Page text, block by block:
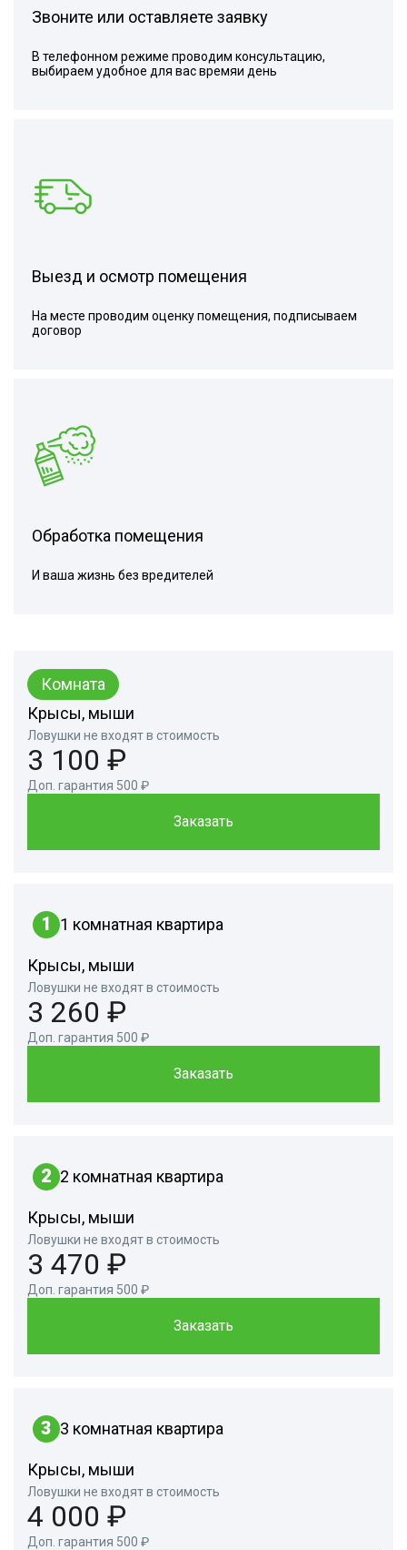
Звоните или оставляете заявку
В телефонном режиме проводим консультацию,
выбираем удобное для вас времяи день
Выезд и осмотр помещения
На месте проводим оценку помещения, подписываем
договор
Обработка помещения
И ваша жизнь без вредителей
Комната
Крысы, мыши
Ловушки не входят в стоимость
3 100 ₽
Доп. гарантия 500 ₽
Заказать
1 1 комнатная квартира
Крысы, мыши
Ловушки не входят в стоимость
3 260 ₽
Доп. гарантия 500 ₽
Заказать
2 2 комнатная квартира
Крысы, мыши
Ловушки не входят в стоимость
3 470 ₽
Доп. гарантия 500 ₽
Заказать
3 3 комнатная квартира
Крысы, мыши
Ловушки не входят в стоимость
4 000 ₽
Доп. гарантия 500 ₽